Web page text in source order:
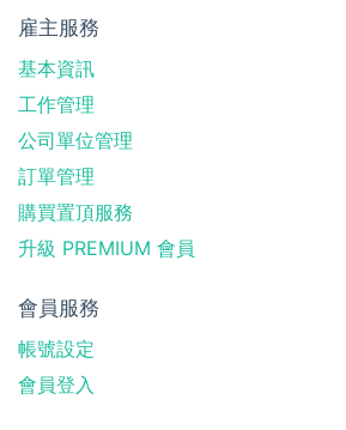
雇主服務
基本資訊
工作管理
公司單位管理
訂單管理
購買置頂服務
升級 PREMIUM 會員
會員服務
帳號設定
會員登入